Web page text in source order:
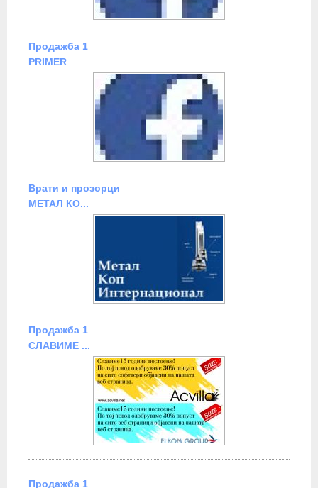
Продажба 1
PRIMER
Врати и прозорци
МЕТАЛ КО...
Продажба 1
СЛАВИМЕ ...
Продажба 1